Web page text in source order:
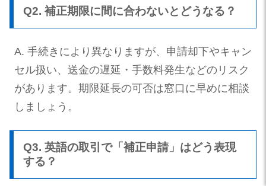
Q2. 補正期限に間に合わないとどうなる？
A. 手続きにより異なりますが、申請却下やキャン
セル扱い、送金の遅延・手数料発生などのリスク
があります。期限延長の可否は窓口に早めに相談
しましょう。
Q3. 英語の取引で「補正申請」はどう表現
する？